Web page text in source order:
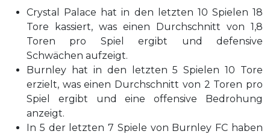
Crystal Palace hat in den letzten 10 Spielen 18
Tore kassiert, was einen Durchschnitt von 1,8
Toren pro Spiel ergibt und defensive
Schwächen aufzeigt.
Burnley hat in den letzten 5 Spielen 10 Tore
erzielt, was einen Durchschnitt von 2 Toren pro
Spiel ergibt und eine offensive Bedrohung
anzeigt.
In 5 der letzten 7 Spiele von Burnley FC haben